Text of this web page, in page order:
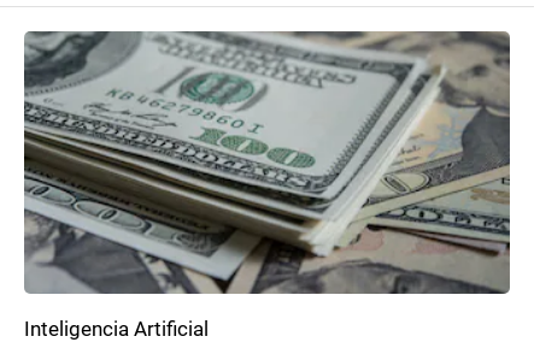
Inteligencia Artificial